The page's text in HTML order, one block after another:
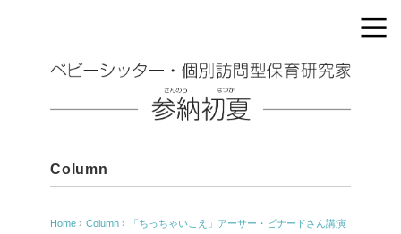
Column
Home › Column ›
「ちっちゃいこえ」アーサー・ビナードさん講演